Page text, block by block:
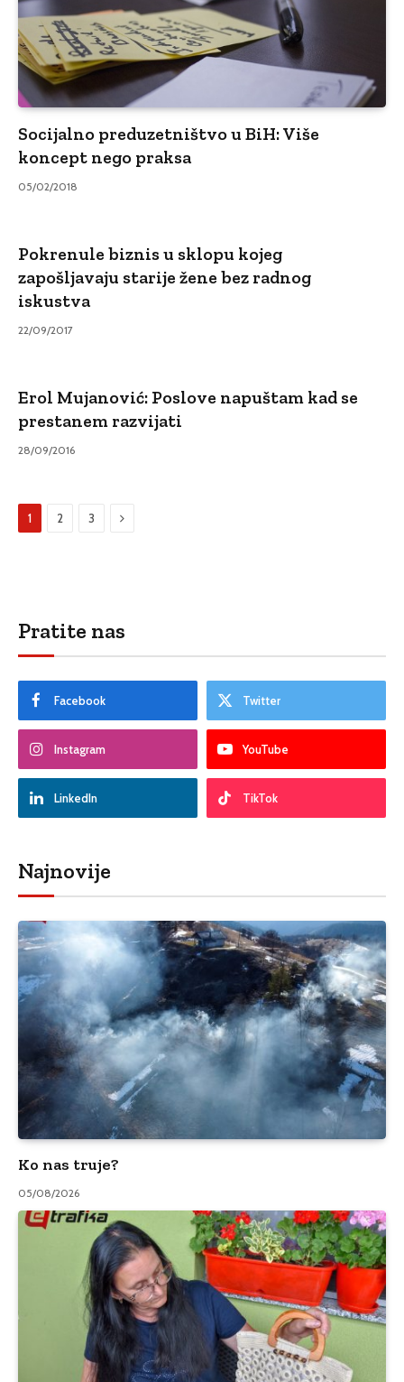
Socijalno preduzetništvo u BiH: Više
koncept nego praksa
05/02/2018
Pokrenule biznis u sklopu kojeg
zapošljavaju starije žene bez radnog
iskustva
22/09/2017
Erol Mujanović: Poslove napuštam kad se
prestanem razvijati
28/09/2016
1 2 3 Sljedeći
Pratite nas
Facebook Twitter
Instagram YouTube
LinkedIn TikTok
Najnovije
Ko nas truje?
05/08/2026